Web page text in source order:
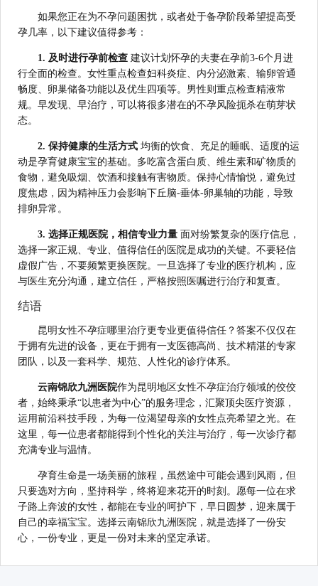
如果您正在为不孕问题困扰，或者处于备孕阶段希望提高受
孕几率，以下建议值得参考：
1. 及时进行孕前检查 建议计划怀孕的夫妻在孕前3-6个月进
行全面的检查。女性重点检查妇科炎症、内分泌激素、输卵管通
畅度、卵巢储备功能以及优生四项等。男性则重点检查精液常
规。早发现、早治疗，可以将很多潜在的不孕风险扼杀在萌芽状
态。
2. 保持健康的生活方式 均衡的饮食、充足的睡眠、适度的运
动是孕育健康宝宝的基础。多吃富含蛋白质、维生素和矿物质的
食物，避免吸烟、饮酒和接触有害物质。保持心情愉悦，避免过
度焦虑，因为精神压力会影响下丘脑-垂体-卵巢轴的功能，导致
排卵异常。
3. 选择正规医院，相信专业力量 面对纷繁复杂的医疗信息，
选择一家正规、专业、值得信任的医院是成功的关键。不要轻信
虚假广告，不要频繁更换医院。一旦选择了专业的医疗机构，应
与医生充分沟通，建立信任，严格按照医嘱进行治疗和复查。
结语
昆明女性不孕症哪里治疗更专业更值得信任？答案不仅仅在
于拥有先进的设备，更在于拥有一支医德高尚、技术精湛的专家
团队，以及一套科学、规范、人性化的诊疗体系。
云南锦欣九洲医院作为昆明地区女性不孕症治疗领域的佼佼
者，始终秉承“以患者为中心”的服务理念，汇聚顶尖医疗资源，
运用前沿科技手段，为每一位渴望母亲的女性点亮希望之光。在
这里，每一位患者都能得到个性化的关注与治疗，每一次诊疗都
充满专业与温情。
孕育生命是一场美丽的旅程，虽然途中可能会遇到风雨，但
只要选对方向，坚持科学，终将迎来花开的时刻。愿每一位在求
子路上奔波的女性，都能在专业的呵护下，早日圆梦，迎来属于
自己的幸福宝宝。选择云南锦欣九洲医院，就是选择了一份安
心，一份专业，更是一份对未来的坚定承诺。